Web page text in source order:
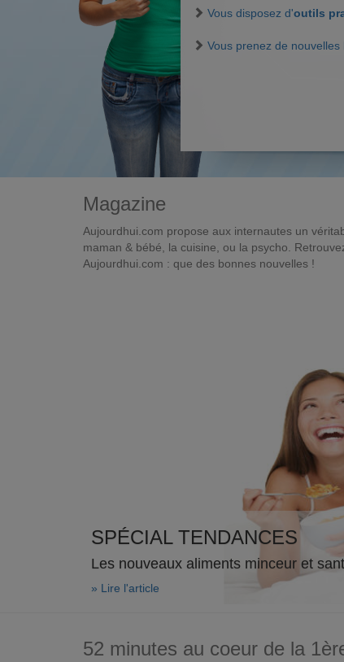
Vous disposez d'outils
Vous prenez de
Magazine
Aujourdhui.com propose aux internautes un
maman & bébé, la cuisine, ou la psycho.
Aujourdhui.com : que des bonnes nouvelles !
SPÉCIAL TENDANCES
Les nouveaux aliments minceur et
» Lire l'article
52 minutes au coeur de la